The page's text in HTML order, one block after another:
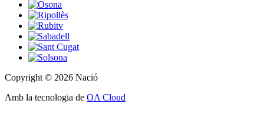
Copyright © 2026 Nació
Amb la tecnologia de OA Cloud